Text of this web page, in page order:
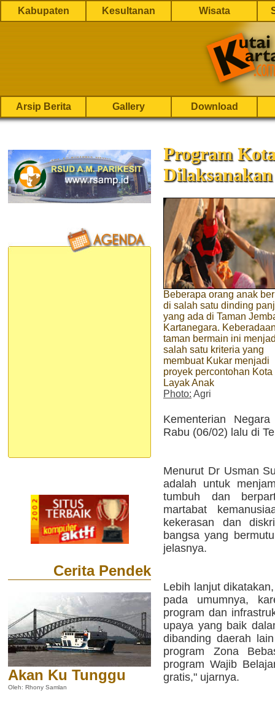
Kabupaten Kesultanan Wisata
Arsip Berita Gallery Download
Cerita Pendek
Akan Ku Tunggu
Oleh: Rhony Samlan
Program
Beberapa orang anak
di salah satu dinding
yang ada di Taman
Kartanegara.
taman bermain ini
salah satu kriteria yang
membuat Kukar menjadi
proyek percontohan Kota
Layak Anak
Photo: Agri
Kementerian
Rabu (06/02) lalu di
Menurut Dr Usman
adalah untuk
tumbuh dan
martabat
kekerasan dan
bangsa yang
jelasnya.
Lebih lanjut
pada umumnya,
program dan
upaya yang baik
dibanding daerah
program Zona
program Wajib
gratis," ujarnya.